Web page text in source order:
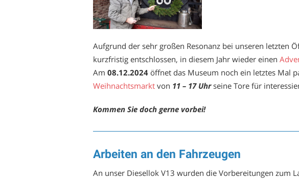
Aufgrund der sehr großen Resonanz bei unseren letzten
kurzfristig entschlossen, in diesem Jahr wieder einen
Am 08.12.2024 öffnet das Museum noch ein letztes Mal
Weihnachtsmarkt von 11 – 17 Uhrseine Tore für
Kommen Sie doch gerne vorbei!
Arbeiten an den Fahrzeugen
An unser Diesellok V13 wurden die Vorbereitungen zum